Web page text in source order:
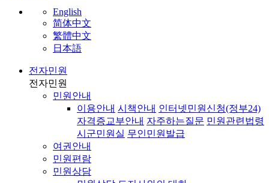
English
简体中文
繁體中文
日本語
전자민원
전자민원
민원안내
이용안내 시책안내 인터넷민원신청(정부24)
자격증교부안내 자주하는질문 민원관련법령
시군민원실 무인민원발급
여권안내
민원편람
민원상담